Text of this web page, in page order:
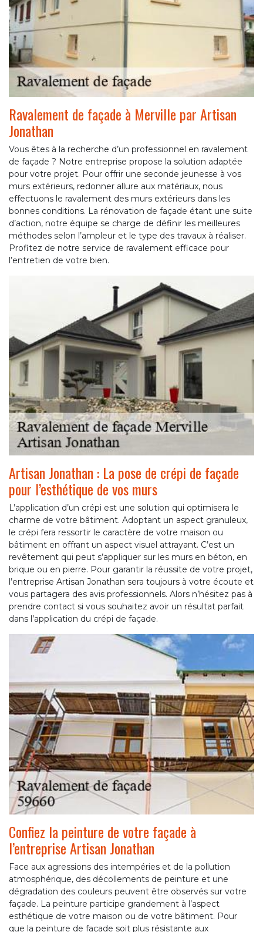
Ravalement de façade à Merville par Artisan
Jonathan
Vous êtes à la recherche d’un professionnel en ravalement
de façade ? Notre entreprise propose la solution adaptée
pour votre projet. Pour offrir une seconde jeunesse à vos
murs extérieurs, redonner allure aux matériaux, nous
effectuons le ravalement des murs extérieurs dans les
bonnes conditions. La rénovation de façade étant une suite
d’action, notre équipe se charge de définir les meilleures
méthodes selon l’ampleur et le type des travaux à réaliser.
Profitez de notre service de ravalement efficace pour
l’entretien de votre bien.
Artisan Jonathan : La pose de crépi de façade
pour l’esthétique de vos murs
L’application d’un crépi est une solution qui optimisera le
charme de votre bâtiment. Adoptant un aspect granuleux,
le crépi fera ressortir le caractère de votre maison ou
bâtiment en offrant un aspect visuel attrayant. C’est un
revêtement qui peut s’appliquer sur les murs en béton, en
brique ou en pierre. Pour garantir la réussite de votre projet,
l’entreprise Artisan Jonathan sera toujours à votre écoute et
vous partagera des avis professionnels. Alors n’hésitez pas à
prendre contact si vous souhaitez avoir un résultat parfait
dans l’application du crépi de façade.
Confiez la peinture de votre façade à
l’entreprise Artisan Jonathan
Face aux agressions des intempéries et de la pollution
atmosphérique, des décollements de peinture et une
dégradation des couleurs peuvent être observés sur votre
façade. La peinture participe grandement à l’aspect
esthétique de votre maison ou de votre bâtiment. Pour
que la peinture de façade soit plus résistante aux